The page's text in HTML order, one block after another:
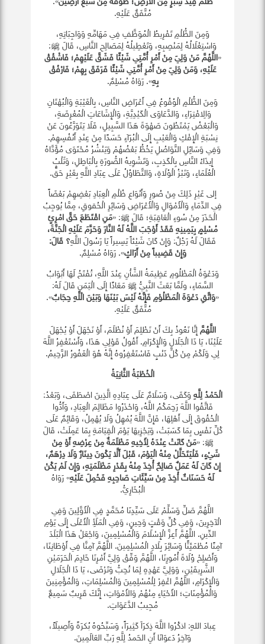
ظَلَمَ قِيدَ شِبْرٍ مِنَ الْأَرْضِ؛ طُوِّقَهُ مِنْ سَبْعِ أَرَضِينَ».
مُتَّفَقٌ عَلَيْهِ.
وَمِنَ الظُّلْمِ تَفْرِيطُ الْمُوَظَّفِ فِي مَهَامِّهِ وَوَاجِبَاتِهِ،
وَاسْتِغْلَالُهُ لِمَنْصِبِهِ، وَتَعْطِيلُهُ لِمَصَالِحِ النَّاسِ، قَالَ ﷺ:
«اللَّهُمَّ مَنْ وَلِيَ مِنْ أَمْرِ أُمَّتِي شَيْئًا فَشَقَّ عَلَيْهِمْ؛ فَاشْقُقْ
عَلَيْهِ، وَمَنْ وَلِيَ مِنْ أَمْرِ أُمَّتِي شَيْئًا فَرَفَقَ بِهِمْ؛ فَارْفُقْ
بِهِ». رَوَاهُ مُسْلِمٌ.
وَمِنَ الظُّلْمِ الْوُقُوعُ فِي أَعْرَاضِ النَّاسِ، بِالْغَيْبَةِ وَالْبُهْتَانِ
وَالِافْتِرَاءِ، وَالدَّعَاوَى الْكَيْدِيَّةِ، وَالْإِشَاعَاتِ الْمُغْرِضَةِ،
وَالْبَعْضُ يَمْتَطُونَ صَهْوَةَ هَذَا السَّبِيلِ، فَلَا يَتَوَرَّعُونَ عَنْ
نِسْبَةِ الْإِفْكِ وَالْعَيْبِ إِلَى الْبُرَآءِ حَسَدًا مِنْ عِنْدِ أَنْفُسِهِمْ.
وَفِي وَسَائِلِ التَّوَاصُلِ يَخُطُّ بَعْضُهُمْ وَيَنْشُرُ مُحْتَوَى مُؤَدَّاهُ
إِيذَاءُ النَّاسِ بِالْكَذِبِ، وَتَشْوِيهُ الصُّورَةِ بِالْبَاطِلِ، وَثَلْبُ
الْعُلَمَاءِ، وَنَبْزُ الْوُلَاةِ، وَالتَّطَاوُلُ عَلَى عِبَادِ اللَّهِ بِغَيْرِ حَقٍّ.
إلى غَيْرِ ذَلِكَ مِنْ صُورِ وَأَنْوَاعِ ظُلْمِ الْعِبَادِ بَعْضِهِمْ بَعْضَاً
فِي الدِّمَاءِ وَالْأَمْوَالِ وَالْأَعْرَاضِ وَسَائِرِ الْحُقوقِ، مِمَّا يُوجِبُ
الْحَذَرَ مِنْ سُوءِ الْعَاقِبَةِ؛ قَالَ ﷺ: «مَنِ اقْتَطَعَ حَقَّ امْرِئٍ
مُسْلِمٍ بِيَمِينِهِ فَقَدْ أَوْجَبَ اللَّهُ لَهُ النَّارَ وَحَرَّمَ عَلَيْهِ الْجَنَّةَ،
فَقَالَ لَهُ رَجُلٌ: وَإِنْ كَانَ شَيْئاً يَسِيراً يَا رَسُولَ اللَّهِ؟ قَالَ:
وَإِنْ قَضِيباً مِنْ أَرَاكٍ». رَوَاهُ مُسْلِمٌ.
وَدَعْوَةُ الْمَظْلُومِ عَظِيمَةُ الشَّأْنِ عِنْدَ اللَّهِ، تُفْتَحُ لَهَا أَبْوَابُ
السَّمَاءِ، ولَمَّا بَعَثَ النَّبِيُّ ﷺ مَعَاذًا إِلَى الْيَمَنِ قَالَ لَهُ:
«وَاتَّقِ دَعْوَةَ الْمَظْلُوْمِ فَإِنَّهُ لَيْسَ بَيْنَهَا وَبَيْنَ الْلَّهِ حِجَابٌ».
مُتَّفَقٌ عَلَيْهِ.
اللَّهُمَّ إِنَّا نَعُوذُ بِكَ أَنْ نَظْلِمَ أَوْ نُظْلَمَ، أَوْ نَجْهَلَ أَوْ يُجْهَلَ
عَلَيْنَا، يَا ذَا الْجَلَالِ وَالْإِكْرَامِ. أَقُولُ قَوْلِي هَذَا، وَأَسْتَغْفِرُ اللَّهَ
لِي وَلَكُمْ مِنْ كُلِّ ذَنْبٍ فَاسْتَغْفِرُوهُ إِنَّهُ هُوَ الْغَفُورُ الرَّحِيمُ.
الْخُطْبَةُ الثَّانِيَةُ
الْحَمْدُ لِلَّهِ وَكَفَى، وَسَلَامٌ عَلَى عِبَادِهِ الَّذِينَ اصْطَفَى، وَبَعْدُ:
فَاتَّقُوا اللَّهَ رَحِمَكُمُ اللَّهُ، وَاحْذَرُوا مَظَالِمَ الْعِبَادِ، وَأَدُّوا
الْحُقُوقَ إِلَى أَهْلِهَا، فَإِنَّ اللَّهَ يُمْهِلُ وَلَا يُهْمِلُ، وَقَائِمٌ عَلَى
كُلِّ نَفْسٍ بِمَا كَسَبَتْ، وَيَجْزِيهَا يَوْمَ الْقِيَامَةِ بِمَا عَمِلَتْ، قَالَ
ﷺ: «مَنْ كَانَتْ عِنْدَهُ لِأَخِيهِ مَظْلَمَةٌ مِنْ عِرْضِهِ أَوْ مِنْ
شَيْءٍ، فَلْيَتَحَلَّلْ مِنْهُ الْيَوْمَ، قَبْلَ أَلَّا يَكُونَ دِينَارٌ وَلَا دِرْهَمٌ،
إِنْ كَانَ لَهُ عَمَلٌ صَالِحٌ أُخِذَ مِنْهُ بِقَدْرِ مَظْلَمَتِهِ، وَإِنْ لَمْ يَكُنْ
لَهُ حَسَنَاتٌ أُخِذَ مِنْ سَيِّئَاتِ صَاحِبِهِ فَحُمِلَ عَلَيْهِ» رَوَاهُ
الْبُخَارِيُّ.
اللَّهُمَّ صَلِّ وَسَلِّمْ عَلَى سَيِّدِنَا مُحَمَّدٍ فِي الْأَوَّلِينَ وَفِي
الْآخِرِينَ، وَفِي كُلِّ وَقْتٍ وَحِينٍ، وَفِي الْمَلَأِ الْأَعْلَى إِلَى يَوْمِ
الدِّينِ. اللَّهُمَّ أَعِزَّ الْإِسْلَامَ وَالْمُسْلِمِينَ، وَاجْعَلْ هَذَا الْبَلَدَ
آمِنًا مُطْمَئِنًّا وَسَائِرَ بِلَادِ الْمُسْلِمِينَ. اللَّهُمَّ آمِنَّا فِي أَوْطَانِنَا،
وَأَصْلِحْ وُلَاةَ أُمُورِنَا، اللَّهُمَّ وَفِّقْ وَلِيَّ أَمْرِنَا خَادِمَ الْحَرَمَيْنِ
الشَّرِيفَيْنِ، وَوَلِيَّ عَهْدِهِ لِمَا تُحِبُّ وَتَرْضَى، يَا ذَا الْجَلَالِ
وَالْإِكْرَامِ، اللَّهُمَّ اغْفِرْ لِلْمُسْلِمِينَ وَالْمُسْلِمَاتِ، وَالْمُؤْمِنِينَ
وَالْمُؤْمِنَاتِ؛ الأَحْيَاءِ مِنْهُمْ وَالأَمْوَاتِ، إِنَّكَ قَرِيبٌ سَمِيعٌ
مُجِيبُ الدَّعَوَاتِ.
عِبادَ اللهِ: اذكُرُوا اللَّهَ ذِكرَاَ كَثِيرَاً، وَسَبِّحُوهُ بُكرَةً وَأَصِيلَاً،
وَآخِرُ دَعوَانَا أَنِ الحَمدُ لِلَّهِ رَبِّ العَالَمِينَ.